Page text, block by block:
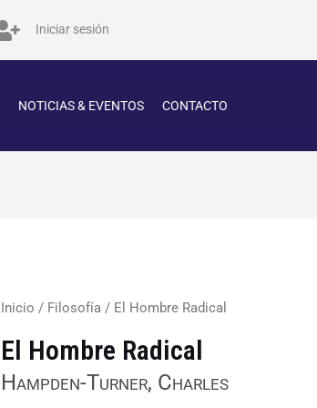
Iniciar sesión
NOTICIAS & EVENTOS CONTACTO
Inicio / Filosofía / El Hombre Radical
El Hombre Radical
Hampden-Turner, Charles